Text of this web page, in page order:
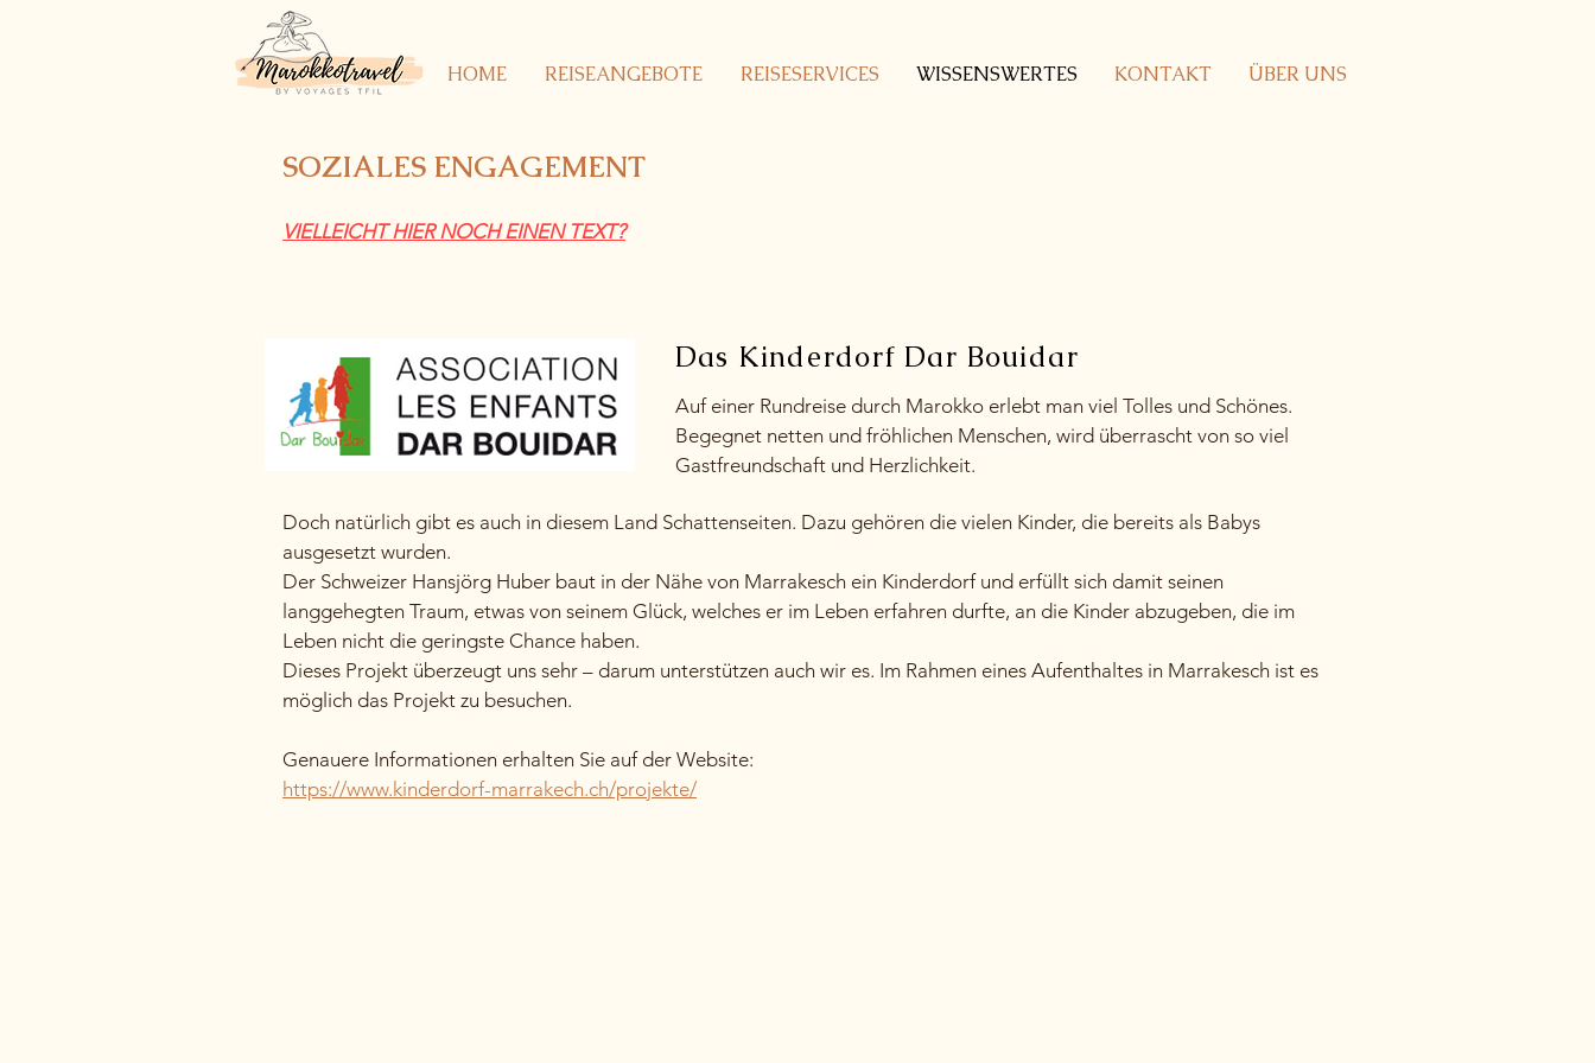
HOME REISEANGEBOTE REISESERVICES WISSENSWERTES KONTAKT ÜBER UNS
SOZIALES ENGAGEMENT
VIELLEICHT HIER NOCH EINEN TEXT?
Das Kinderdorf Dar Bouidar
Auf einer Rundreise durch Marokko erlebt man viel Tolles und Schönes.
Begegnet netten und fröhlichen Menschen, wird überrascht von so viel
Gastfreundschaft und Herzlichkeit.
Doch natürlich gibt es auch in diesem Land Schattenseiten. Dazu gehören die vielen Kinder, die bereits als Babys
ausgesetzt wurden.
Der Schweizer Hansjörg Huber baut in der Nähe von Marrakesch ein Kinderdorf und erfüllt sich damit seinen
langgehegten Traum, etwas von seinem Glück, welches er im Leben erfahren durfte, an die Kinder abzugeben, die im
Leben nicht die geringste Chance haben.
Dieses Projekt überzeugt uns sehr – darum unterstützen auch wir es. Im Rahmen eines Aufenthaltes in Marrakesch ist es
möglich das Projekt zu besuchen.
Genauere Informationen erhalten Sie auf der Website:
https://www.kinderdorf-marrakech.ch/projekte/